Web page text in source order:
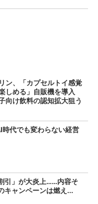
ン、「カプセルトイ感覚
しめる」自販機を導入
向け飲料の認知拡大狙う
時代でも変わらない経営
引」が大炎上……内容そ
キャンペーンは燃え...